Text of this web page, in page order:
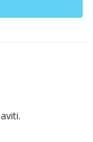
.